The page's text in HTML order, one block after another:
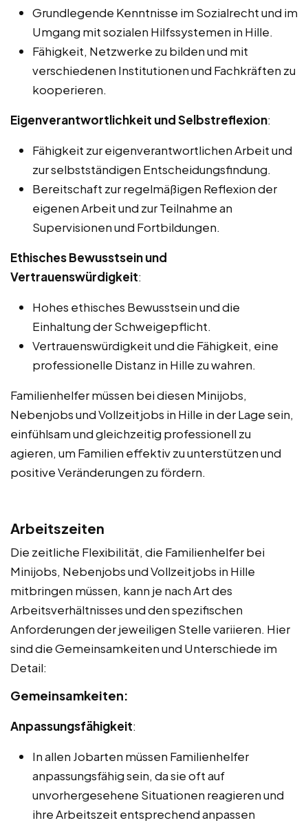
Grundlegende Kenntnisse im Sozialrecht und im
Umgang mit sozialen Hilfssystemen in Hille.
Fähigkeit, Netzwerke zu bilden und mit
verschiedenen Institutionen und Fachkräften zu
kooperieren.
Eigenverantwortlichkeit und Selbstreflexion:
Fähigkeit zur eigenverantwortlichen Arbeit und
zur selbstständigen Entscheidungsfindung.
Bereitschaft zur regelmäßigen Reflexion der
eigenen Arbeit und zur Teilnahme an
Supervisionen und Fortbildungen.
Ethisches Bewusstsein und
Vertrauenswürdigkeit:
Hohes ethisches Bewusstsein und die
Einhaltung der Schweigepflicht.
Vertrauenswürdigkeit und die Fähigkeit, eine
professionelle Distanz in Hille zu wahren.
Familienhelfer müssen bei diesen Minijobs,
Nebenjobs und Vollzeitjobs in Hille in der Lage sein,
einfühlsam und gleichzeitig professionell zu
agieren, um Familien effektiv zu unterstützen und
positive Veränderungen zu fördern.
Arbeitszeiten
Die zeitliche Flexibilität, die Familienhelfer bei
Minijobs, Nebenjobs und Vollzeitjobs in Hille
mitbringen müssen, kann je nach Art des
Arbeitsverhältnisses und den spezifischen
Anforderungen der jeweiligen Stelle variieren. Hier
sind die Gemeinsamkeiten und Unterschiede im
Detail:
Gemeinsamkeiten:
Anpassungsfähigkeit:
In allen Jobarten müssen Familienhelfer
anpassungsfähig sein, da sie oft auf
unvorhergesehene Situationen reagieren und
ihre Arbeitszeit entsprechend anpassen